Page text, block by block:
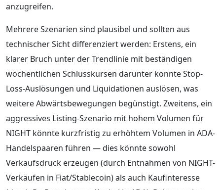
anzugreifen.
Mehrere Szenarien sind plausibel und sollten aus
technischer Sicht differenziert werden: Erstens, ein
klarer Bruch unter der Trendlinie mit beständigen
wöchentlichen Schlusskursen darunter könnte Stop-
Loss-Auslösungen und Liquidationen auslösen, was
weitere Abwärtsbewegungen begünstigt. Zweitens, ein
aggressives Listing-Szenario mit hohem Volumen für
NIGHT könnte kurzfristig zu erhöhtem Volumen in ADA-
Handelspaaren führen — dies könnte sowohl
Verkaufsdruck erzeugen (durch Entnahmen von NIGHT-
Verkäufen in Fiat/Stablecoin) als auch Kaufinteresse